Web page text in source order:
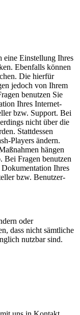
eine Einstellung Ihres
Ebenfalls können
Die hierfür
jedoch von Ihrem
benutzen Sie
Ihres Internet-
bzw. Support. Bei
nicht über die
Stattdessen
Players ändern.
hängen
Bei Fragen benutzen
Ihres
bzw. Benutzer-
oder
dass nicht sämtliche
nutzbar sind.